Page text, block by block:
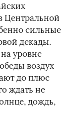
Центральной
сильные
декады.
уровне
воздух
до плюс
ждать не
дождь,